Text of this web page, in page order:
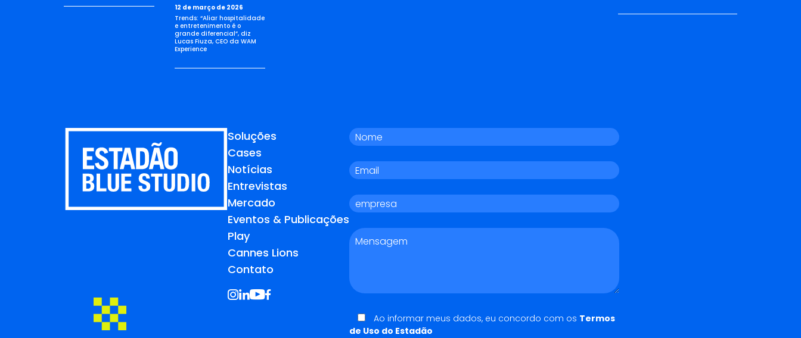
12 de março de 2026
Trends: “Aliar hospitalidade
e entretenimento é o
grande diferencial”, diz
Lucas Fiuza, CEO da WAM
Experience
Soluções
Cases
Notícias
Entrevistas
Mercado
Eventos & Publicações
Play
Cannes Lions
Contato
Ao informar meus dados, eu concordo com os Termos
de Uso do Estadão